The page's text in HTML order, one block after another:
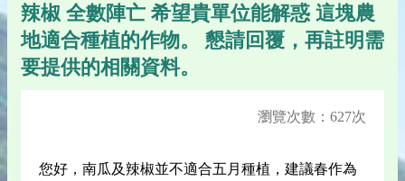
辣椒 全數陣亡 希望貴單位能解惑 這塊農
地適合種植的作物。 懇請回覆，再註明需
要提供的相關資料。
瀏覽次數：627次
您好，南瓜及辣椒並不適合五月種植，建議春作為